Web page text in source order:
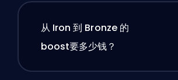
从 Iron 到 Bronze 的
boost要多少钱？